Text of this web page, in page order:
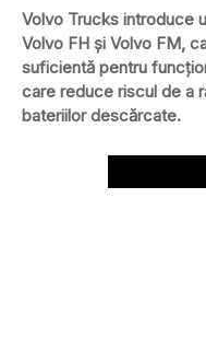
Volvo Trucks introduce
Volvo FH şi Volvo FM,
suficientă pentru
care reduce riscul de a
bateriilor descărcate.